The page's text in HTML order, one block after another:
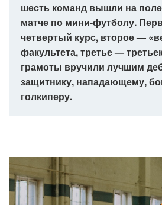
шесть команд вышли на
матче по мини-футболу.
четвертый курс, второе —
факультета, третье —
грамоты вручили лучшим
защитнику, нападающему,
голкиперу.